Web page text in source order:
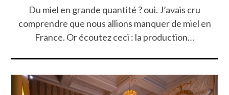
Du miel en grande quantité ? oui. J’avais cru
comprendre que nous allions manquer de miel en
France. Or écoutez ceci : la production…